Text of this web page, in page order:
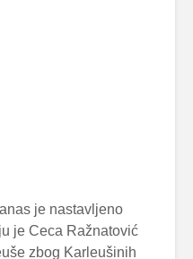
je nastavljeno
je Ceca Ražnatović
zbog Karleušinih